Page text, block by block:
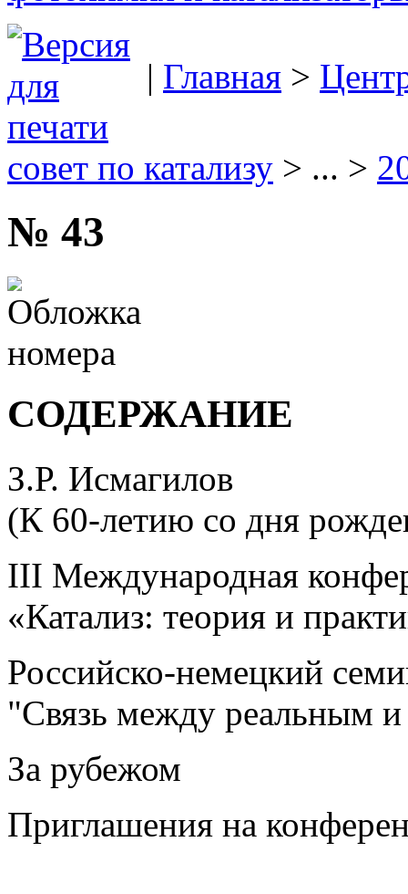
| Главная >
совет по катализу > ... >
№ 43
СОДЕРЖАНИЕ
З.Р. Исмагилов
(К 60-летию со дня
III Международная
«Катализ: теория и
Российско-немецкий
"Связь между реальным
За рубежом
Приглашения на